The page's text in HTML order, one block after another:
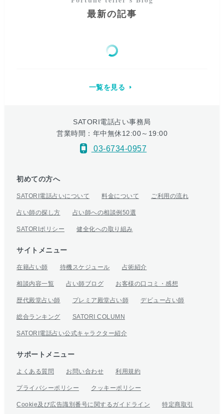
最新の記事
一覧を見る
SATORI電話占い事務局
営業時間：年中無休12:00～19:00
03-6734-0957
初めての方へ
SATORI電話占いについて 料金について ご利用の流れ
占い師の探し方 占い師への相談例50選
SATORIポリシー 健全化への取り組み
サイトメニュー
在籍占い師 待機スケジュール 占術紹介
相談内容一覧 占い師ブログ お客様の口コミ・感想
歴代殿堂占い師 プレミア殿堂占い師 デビュー占い師
総合ランキング SATORI COLUMN
SATORI電話占い公式キャラクター紹介
サポートメニュー
よくある質問 お問い合わせ 利用規約
プライバシーポリシー クッキーポリシー
Cookie及び広告識別番号に関するガイドライン 特定商取引